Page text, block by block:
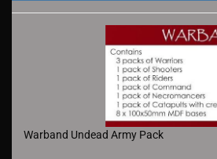
Warband Undead Army Pack